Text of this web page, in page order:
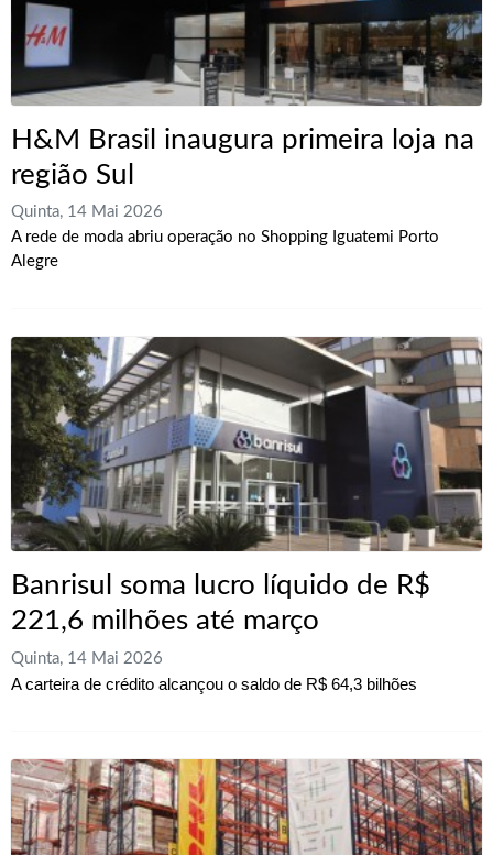
H&M Brasil inaugura primeira loja na
região Sul
Quinta, 14 Mai 2026
A rede de moda abriu operação no Shopping Iguatemi Porto
Alegre
Banrisul soma lucro líquido de R$
221,6 milhões até março
Quinta, 14 Mai 2026
A carteira de crédito alcançou o saldo de R$ 64,3 bilhões